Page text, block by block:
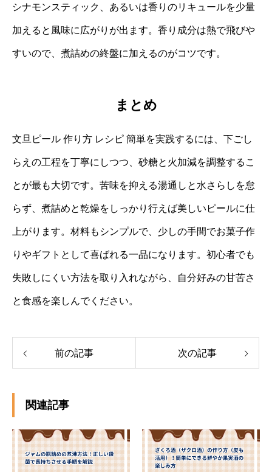
シナモンスティック、あるいは香りのリキュールを少量
加えると風味に広がりが出ます。香り成分は熱で飛びや
すいので、煮詰めの終盤に加えるのがコツです。
まとめ
文旦ピール 作り方 レシピ 簡単を実践するには、下ごし
らえの工程を丁寧にしつつ、砂糖と火加減を調整するこ
とが最も大切です。苦味を抑える湯通しと水さらしを怠
らず、煮詰めと乾燥をしっかり行えば美しいピールに仕
上がります。材料もシンプルで、少しの手間でお菓子作
りやギフトとして喜ばれる一品になります。初心者でも
失敗しにくい方法を取り入れながら、自分好みの甘苦さ
と食感を楽しんでください。
前の記事 次の記事
関連記事